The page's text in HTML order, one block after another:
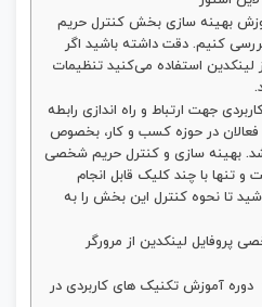
بهینه سازی بخش کنترل حریم
کنیم. دقت داشته باشید اگر
لینکدین استفاده می‌کنید تنظیمات
جهت ارتباط و راه اندازی رابطه
فعالان در حوزه کسب و کار، بخصوص
بهینه سازی و کنترل حریم شخصی
تنها با چند کلیک قابل انجام
تا نحوه کنترل این بخش را به
پروفایل لینکدین از مرورگر
دوره آموزش تکنیک های کاربردی در